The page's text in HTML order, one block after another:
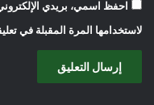
احفظ اسمي، بريدي
لاستخدامها المرة المقبلة في